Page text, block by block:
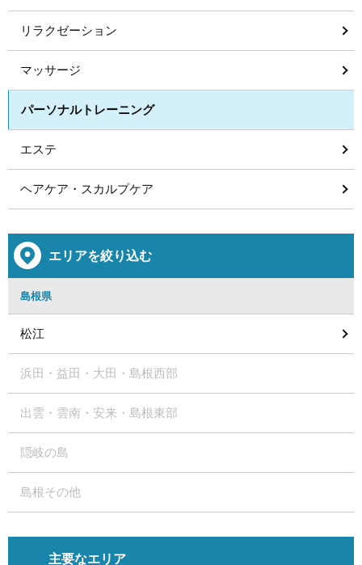
リラクゼーション
マッサージ
パーソナルトレーニング
エステ
ヘアケア・スカルプケア
エリアを絞り込む
島根県
松江
浜田・益田・大田・島根西部
出雲・雲南・安来・島根東部
隠岐の島
島根その他
主要なエリア